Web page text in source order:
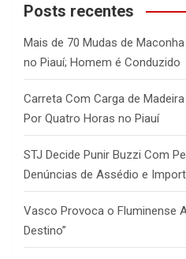
c
Posts recentes
Mais de 70 Mudas de
no Piauí; Homem é Conduzido
Carreta Com Carga de
Por Quatro Horas no Piauí
STJ Decide Punir Buzzi Com
Denúncias de Assédio e
Vasco Provoca o Fluminense
Destino”